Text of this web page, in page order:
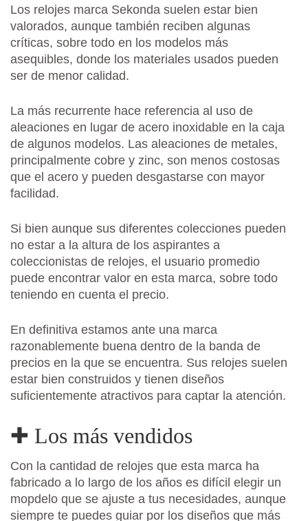
Los relojes marca Sekonda suelen estar bien
valorados, aunque también reciben algunas
críticas, sobre todo en los modelos más
asequibles, donde los materiales usados pueden
ser de menor calidad.
La más recurrente hace referencia al uso de
aleaciones en lugar de acero inoxidable en la caja
de algunos modelos. Las aleaciones de metales,
principalmente cobre y zinc, son menos costosas
que el acero y pueden desgastarse con mayor
facilidad.
Si bien aunque sus diferentes colecciones pueden
no estar a la altura de los aspirantes a
coleccionistas de relojes, el usuario promedio
puede encontrar valor en esta marca, sobre todo
teniendo en cuenta el precio.
En definitiva estamos ante una marca
razonablemente buena dentro de la banda de
precios en la que se encuentra. Sus relojes suelen
estar bien construidos y tienen diseños
suficientemente atractivos para captar la atención.
✚ Los más vendidos
Con la cantidad de relojes que esta marca ha
fabricado a lo largo de los años es difícil elegir un
mopdelo que se ajuste a tus necesidades, aunque
siempre te puedes guiar por los diseños que más